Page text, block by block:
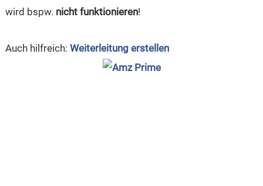
wird bspw. nicht funktionieren!
Auch hilfreich: Weiterleitung erstellen